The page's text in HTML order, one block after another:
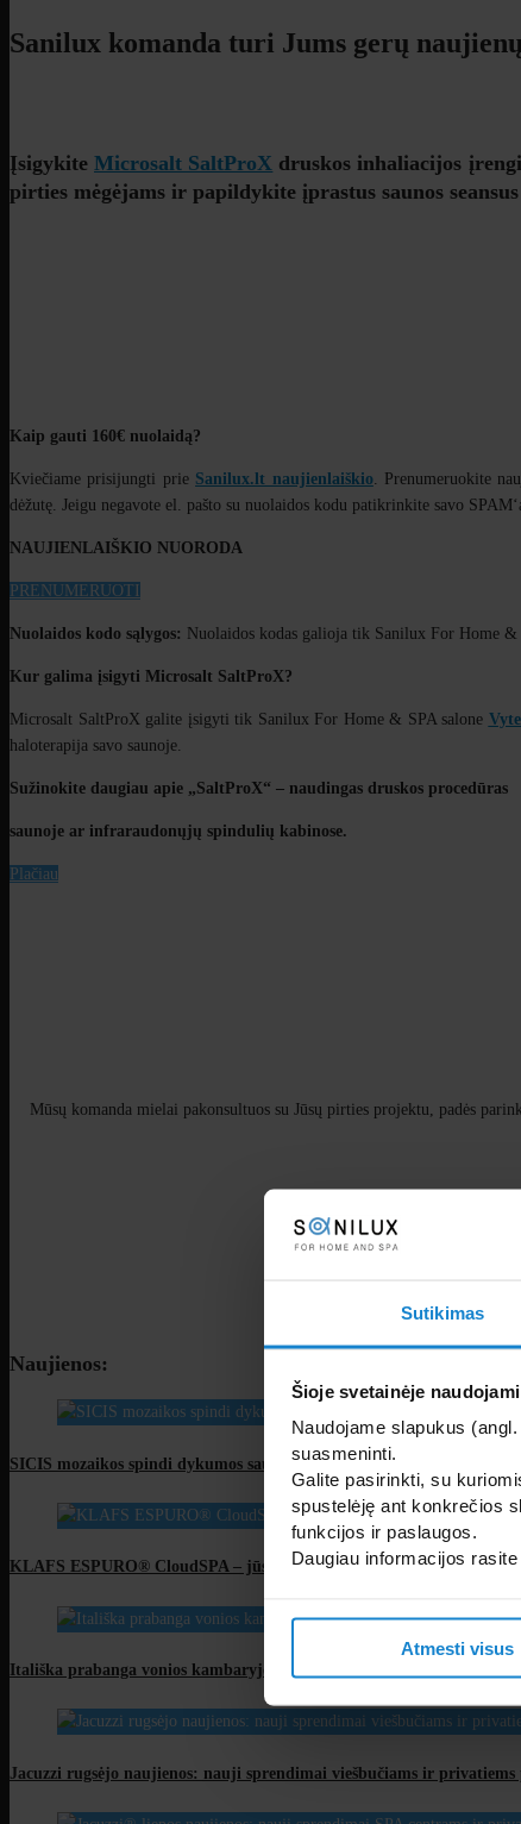
Sutikimas
Šioje svetainėje
Naudojame slapukus
suasmeninti.
Galite pasirinkti, su
spustelėję ant konkrečios
funkcijos ir paslaugos.
Daugiau informacijos
Atmesti visus
Sanilux komanda turi Jums gerų
ĮsigykiteMicrosalt SaltProX druskos inhaliacijos
pirties mėgėjams ir papildykite įprastus saunos
Kaip gauti 1 60€ nuolaidą?
Kviečiame prisijungti prie Sanilux.lt naujienlaiškio. Prenumeruokite
dėžutę. Jeigu negavote el. pašto su nuolaidos kodu patikrinkite savo
NAUJIENLAIŠKIO NUORODA
PRENUMERUOTI
Nuolaidos kodo sąlygos: Nuolaidos kodas galioja tik Sanilux For Home
Kur galima įsigyti Microsalt SaltProX?
Microsalt SaltProX galite įsigyti tik Sanilux For Home & SPA salone
haloterapija savo saunoje.
Sužinokite daugiau apie „SaltProX“ – naudingas druskos procedūras
saunoje ar infraraudonųjų spindulių kabinose.
Plačiau
Mūsų komanda mielai pakonsultuos su Jūsų pirties projektu, padės
Naujienos:
SICIS mozaikos spindi dykumos saulėje: išskirtinis projektas Saudo
KLAFS ESPURO® CloudSPA – jūsų kasdienis poilsis debesyse
Itališka prabanga vonios kambaryje: Glass Design vonios įranga
Jacuzzi rugsėjo naujienos: nauji sprendimai viešbučiams ir